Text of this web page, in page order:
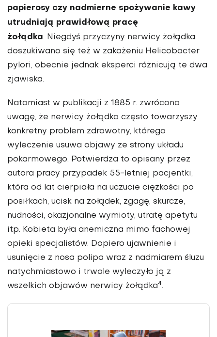
papierosy czy nadmierne spożywanie kawy
utrudniają prawidłową pracę
żołądka. Niegdyś przyczyny nerwicy żołądka
doszukiwano się też w zakażeniu Helicobacter
pylori, obecnie jednak eksperci różnicują te dwa
zjawiska.
Natomiast w publikacji z 1885 r. zwrócono
uwagę, że nerwicy żołądka często towarzyszy
konkretny problem zdrowotny, którego
wyleczenie usuwa objawy ze strony układu
pokarmowego. Potwierdza to opisany przez
autora pracy przypadek 55-letniej pacjentki,
która od lat cierpiała na uczucie ciężkości po
posiłkach, ucisk na żołądek, zgagę, skurcze,
nudności, okazjonalne wymioty, utratę apetytu
itp. Kobieta była anemiczna mimo fachowej
opieki specjalistów. Dopiero ujawnienie i
usunięcie z nosa polipa wraz z nadmiarem śluzu
natychmiastowo i trwale wyleczyło ją z
wszelkich objawów nerwicy żołądka4.